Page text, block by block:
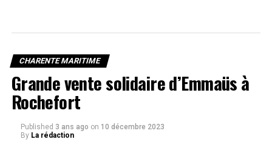
CHARENTE MARITIME
Grande vente solidaire d’Emmaüs à
Rochefort
Published 3 ans ago on 10 décembre 2023
By La rédaction